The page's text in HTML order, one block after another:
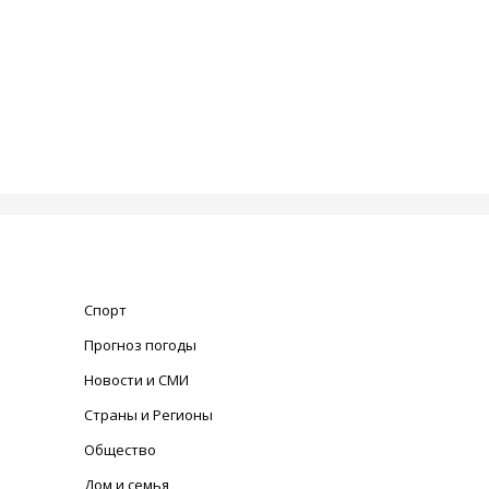
Спорт
Прогноз погоды
Новости и СМИ
Страны и Регионы
Общество
Дом и семья